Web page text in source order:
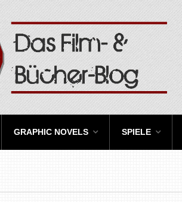
GRAPHIC NOVELS SPIELE